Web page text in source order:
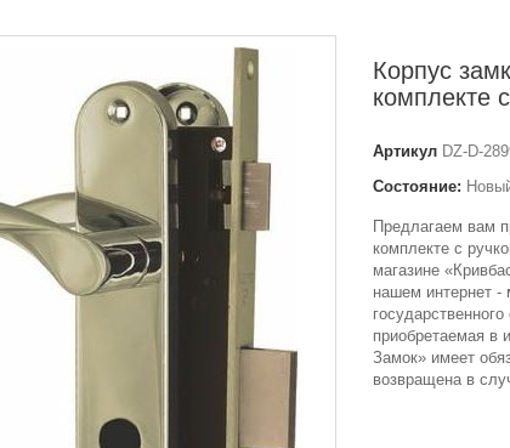
Корпус
комплекте
Артикул DZ-D-
Состояние:
Предлагаем вам
комплекте с
магазине
нашем интернет -
приобретаемая в
Замок» имеет
возвращена в